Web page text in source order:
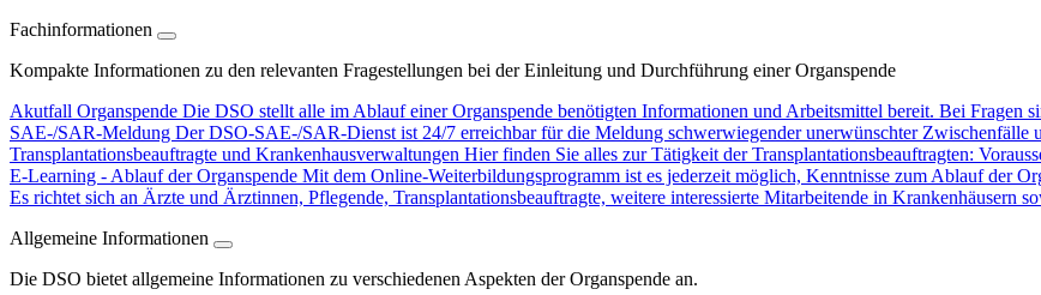
Fachinformationen
Kompakte Informationen zu den relevanten Fragestellungen bei der Einleitung und Durchführung einer Organspende
Akutfall Organspende Die DSO stellt alle im Ablauf einer Organspende benötigten Informationen und Arbeitsmittel bereit. Bei Fragen
SAE-/SAR-Meldung Der DSO-SAE-/SAR-Dienst ist 24/7 erreichbar für die Meldung schwerwiegender unerwünschter Zwischenfälle
Transplantationsbeauftragte und Krankenhausverwaltungen Hier finden Sie alles zur Tätigkeit der Transplantationsbeauftragten:
E-Learning - Ablauf der Organspende Mit dem Online-Weiterbildungsprogramm ist es jederzeit möglich, Kenntnisse zum Ablauf der
Es richtet sich an Ärzte und Ärztinnen, Pflegende, Transplantationsbeauftragte, weitere interessierte Mitarbeitende in Krankenhäusern
Allgemeine Informationen
Die DSO bietet allgemeine Informationen zu verschiedenen Aspekten der Organspende an.